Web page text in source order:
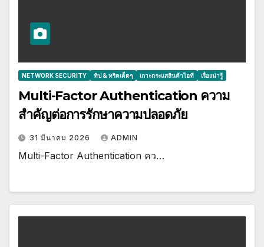
NETWORK SECURITY ทิป & ทริคเด็ดๆ เกาะกระแสสินค้าไอที เรื่องน่ารู้
Multi-Factor Authentication ความ
สำคัญต่อการรักษาความปลอดภัย
31 มีนาคม 2026 ADMIN
Multi-Factor Authentication คว…